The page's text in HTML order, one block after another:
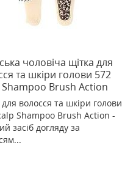
чоловіча щітка для
та шкіри голови 572
Shampoo Brush Action
волосся та шкіри голови
Shampoo Brush Action -
засіб догляду за